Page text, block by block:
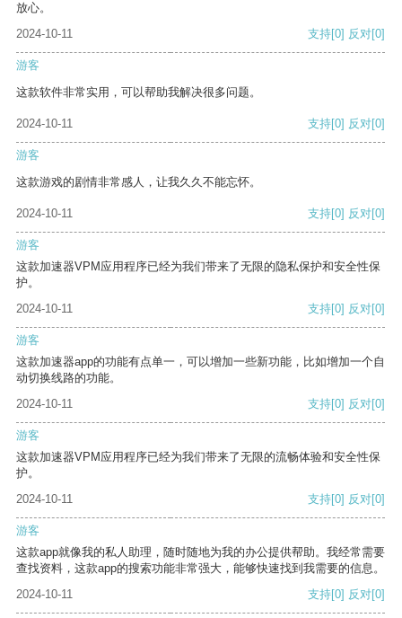
放心。
2024-10-11
支持[0] 反对[0]
游客
这款软件非常实用，可以帮助我解决很多问题。
2024-10-11 支持[0] 反对[0]
游客
这款游戏的剧情非常感人，让我久久不能忘怀。
2024-10-11 支持[0] 反对[0]
游客
这款加速器VPM应用程序已经为我们带来了无限的隐私保护和安全性保
护。
2024-10-11
支持[0] 反对[0]
游客
这款加速器app的功能有点单一，可以增加一些新功能，比如增加一个自
动切换线路的功能。
2024-10-11
支持[0] 反对[0]
游客
这款加速器VPM应用程序已经为我们带来了无限的流畅体验和安全性保
护。
2024-10-11
支持[0] 反对[0]
游客
这款app就像我的私人助理，随时随地为我的办公提供帮助。我经常需要
查找资料，这款app的搜索功能非常强大，能够快速找到我需要的信息。
2024-10-11
支持[0] 反对[0]